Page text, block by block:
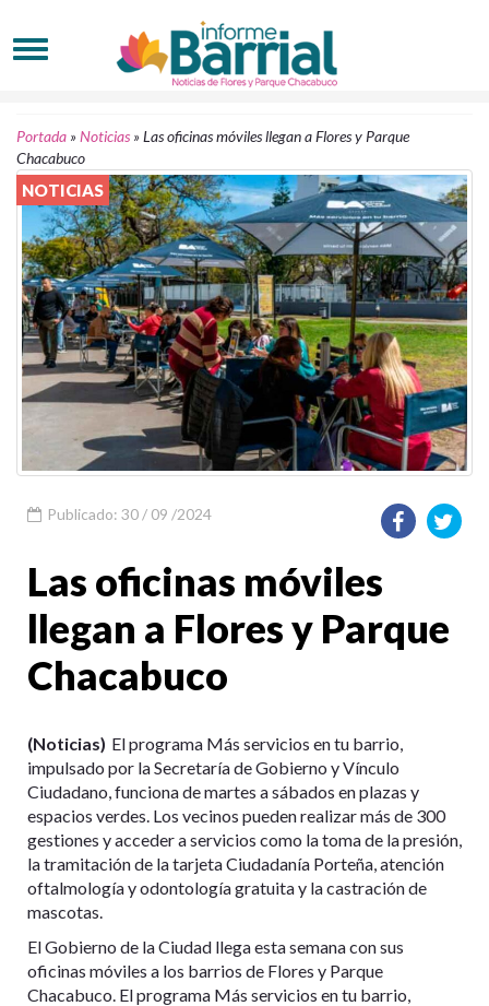
Portada »Noticias »Las oficinas móviles llegan a Flores y Parque
Chacabuco
NOTICIAS
Publicado: 30 / 09 /2024
Las oficinas móviles
llegan a Flores y Parque
Chacabuco
(Noticias) El programa Más servicios en tu barrio,
impulsado por la Secretaría de Gobierno y Vínculo
Ciudadano, funciona de martes a sábados en plazas y
espacios verdes. Los vecinos pueden realizar más de 300
gestiones y acceder a servicios como la toma de la presión,
la tramitación de la tarjeta Ciudadanía Porteña, atención
oftalmología y odontología gratuita y la castración de
mascotas.
El Gobierno de la Ciudad llega esta semana con sus
oficinas móviles a los barrios de Flores y Parque
Chacabuco. El programa Más servicios en tu barrio,